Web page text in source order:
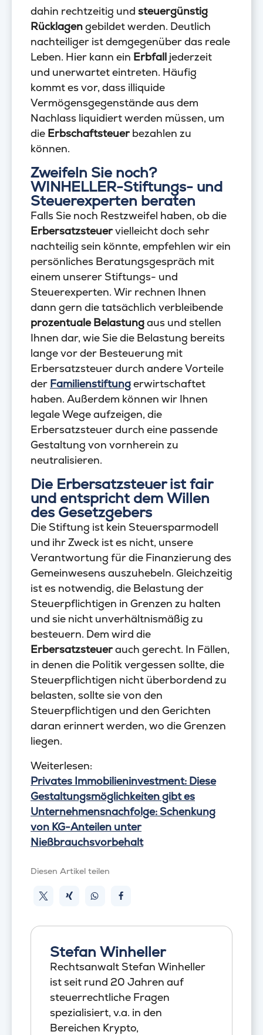
dahin rechtzeitig und steuergünstig
Rücklagengebildet werden. Deutlich
nachteiliger ist demgegenüber das reale
Leben. Hier kann ein Erbfall jederzeit
und unerwartet eintreten. Häufig
kommt es vor, dass illiquide
Vermögensgegenstände aus dem
Nachlass liquidiert werden müssen, um
die Erbschaftsteuerbezahlen zu
können.
Zweifeln Sie noch?
WINHELLER-Stiftungs- und
Steuerexperten beraten
Falls Sie noch Restzweifel haben, ob die
Erbersatzsteuervielleicht doch sehr
nachteilig sein könnte, empfehlen wir ein
persönliches Beratungsgespräch mit
einem unserer Stiftungs- und
Steuerexperten. Wir rechnen Ihnen
dann gern die tatsächlich verbleibende
prozentuale Belastungaus und stellen
Ihnen dar, wie Sie die Belastung bereits
lange vor der Besteuerung mit
Erbersatzsteuer durch andere Vorteile
der Familienstiftungerwirtschaftet
haben. Außerdem können wir Ihnen
legale Wege aufzeigen, die
Erbersatzsteuer durch eine passende
Gestaltung von vornherein zu
neutralisieren.
Die Erbersatzsteuer ist fair
und entspricht dem Willen
des Gesetzgebers
Die Stiftung ist kein Steuersparmodell
und ihr Zweck ist es nicht, unsere
Verantwortung für die Finanzierung des
Gemeinwesens auszuhebeln. Gleichzeitig
ist es notwendig, die Belastung der
Steuerpflichtigen in Grenzen zu halten
und sie nicht unverhältnismäßig zu
besteuern. Dem wird die
Erbersatzsteuerauch gerecht. In Fällen,
in denen die Politik vergessen sollte, die
Steuerpflichtigen nicht überbordend zu
belasten, sollte sie von den
Steuerpflichtigen und den Gerichten
daran erinnert werden, wo die Grenzen
liegen.
Weiterlesen:
Privates Immobilieninvestment: Diese
Gestaltungsmöglichkeiten gibt es
Unternehmensnachfolge: Schenkung
von KG-Anteilen unter
Nießbrauchsvorbehalt
Diesen Artikel teilen
Stefan Winheller
Rechtsanwalt Stefan Winheller
ist seit rund 20 Jahren auf
steuerrechtliche Fragen
spezialisiert, v.a. in den
Bereichen Krypto,